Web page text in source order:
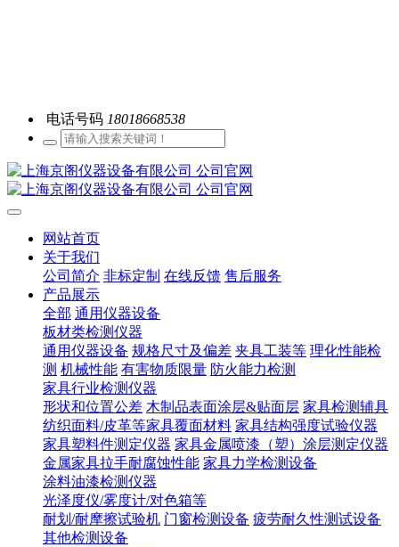
电话号码 18018668538
网站首页
关于我们
公司简介 非标定制 在线反馈 售后服务
产品展示
全部 通用仪器设备
板材类检测仪器
通用仪器设备 规格尺寸及偏差 夹具工装等 理化性能检
测 机械性能 有害物质限量 防火能力检测
家具行业检测仪器
形状和位置公差 木制品表面涂层&贴面层 家具检测辅具
纺织面料/皮革等家具覆面材料 家具结构强度试验仪器
家具塑料件测定仪器 家具金属喷漆（塑）涂层测定仪器
金属家具拉手耐腐蚀性能 家具力学检测设备
涂料油漆检测仪器
光泽度仪/雾度计/对色箱等
耐划/耐摩擦试验机 门窗检测设备 疲劳耐久性测试设备
其他检测设备